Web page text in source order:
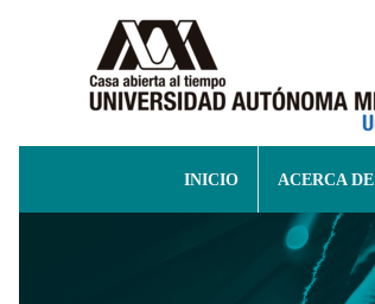
INICIO ACERCA DE